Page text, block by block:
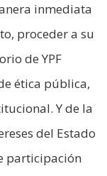
inmediata
proceder a su
de YPF
ética pública,
Y de la
del Estado
participación